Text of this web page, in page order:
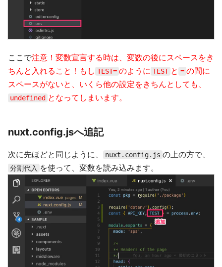
ここで注意！変数宣言する時は、変数の後にスペースをき
ちんと入れること！もし TEST= のように TEST と = の間に
スペースがないと、いくら他の設定をきちんとしても、
undefined となってしまいます。
nuxt.config.jsへ追記
次に先ほどと同じように、 nuxt.config.js の上の方で、
分割代入 を使って、変数を読み込みます。